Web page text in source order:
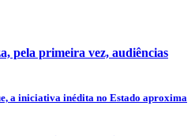
pela primeira vez, audiências
a iniciativa inédita no Estado aproxima